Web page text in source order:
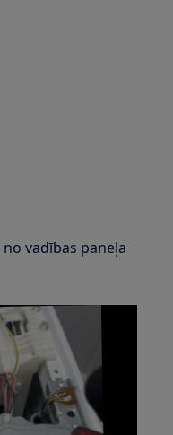
vadības paneļa